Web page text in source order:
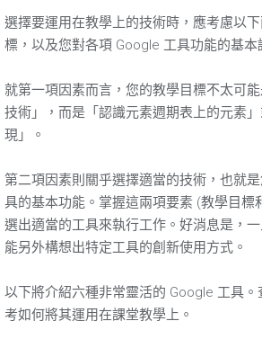
選擇要運用在教學上的技術時，應考慮以
標，以及您對各項 Google 工具功能的基本
就第一項因素而言，您的教學目標不太可
技術」，而是「認識元素週期表上的元素
現」。
第二項因素則關乎選擇適當的技術，也就
具的基本功能。掌握這兩項要素 (教學目標
選出適當的工具來執行工作。好消息是，
能另外構想出特定工具的創新使用方式。
以下將介紹六種非常靈活的 Google 工具
考如何將其運用在課堂教學上。